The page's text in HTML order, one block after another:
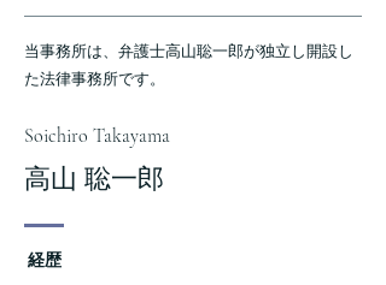
当事務所は、弁護士高山聡一郎が独立し開設し
た法律事務所です。
Soichiro Takayama
高山 聡一郎
経歴